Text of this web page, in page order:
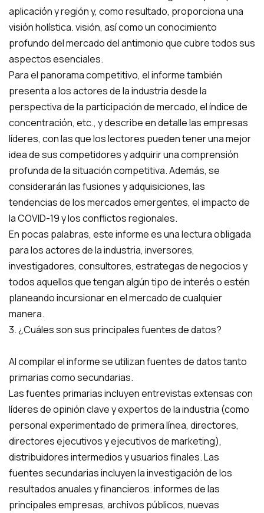
aplicación y región y, como resultado, proporciona una
visión holística. visión, así como un conocimiento
profundo del mercado del antimonio que cubre todos sus
aspectos esenciales.
Para el panorama competitivo, el informe también
presenta a los actores de la industria desde la
perspectiva de la participación de mercado, el índice de
concentración, etc., y describe en detalle las empresas
líderes, con las que los lectores pueden tener una mejor
idea de sus competidores y adquirir una comprensión
profunda de la situación competitiva. Además, se
considerarán las fusiones y adquisiciones, las
tendencias de los mercados emergentes, el impacto de
la COVID-19 y los conflictos regionales.
En pocas palabras, este informe es una lectura obligada
para los actores de la industria, inversores,
investigadores, consultores, estrategas de negocios y
todos aquellos que tengan algún tipo de interés o estén
planeando incursionar en el mercado de cualquier
manera.
3. ¿Cuáles son sus principales fuentes de datos?
Al compilar el informe se utilizan fuentes de datos tanto
primarias como secundarias.
Las fuentes primarias incluyen entrevistas extensas con
líderes de opinión clave y expertos de la industria (como
personal experimentado de primera línea, directores,
directores ejecutivos y ejecutivos de marketing),
distribuidores intermedios y usuarios finales. Las
fuentes secundarias incluyen la investigación de los
resultados anuales y financieros. informes de las
principales empresas, archivos públicos, nuevas